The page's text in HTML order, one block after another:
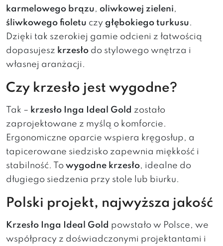
karmelowego brązu, oliwkowej zieleni,
śliwkowego fioletu czy głębokiego turkusu.
Dzięki tak szerokiej gamie odcieni z łatwością
dopasujesz krzesło do stylowego wnętrza i
własnej aranżacji.
Czy krzesło jest wygodne?
Tak – krzesło Inga Ideal Gold zostało
zaprojektowane z myślą o komforcie.
Ergonomiczne oparcie wspiera kręgosłup, a
tapicerowane siedzisko zapewnia miękkość i
stabilność. To wygodne krzesło, idealne do
długiego siedzenia przy stole lub biurku.
Polski projekt, najwyższa jakość
Krzesło Inga Ideal Gold powstało w Polsce, we
współpracy z doświadczonymi projektantami i